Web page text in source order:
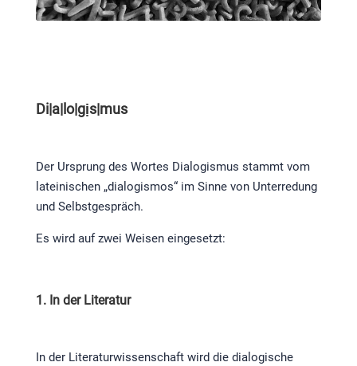
Di|a|lo|gịs|mus
Der Ursprung des Wortes Dialogismus stammt vom
lateinischen „dialogismos“ im Sinne von Unterredung
und Selbstgespräch.
Es wird auf zwei Weisen eingesetzt:
1. In der Literatur
In der Literaturwissenschaft wird die dialogische